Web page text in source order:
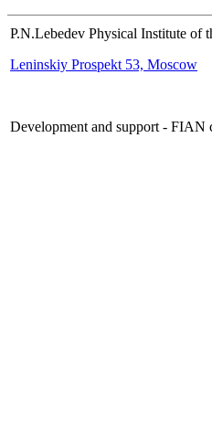
P.N.Lebedev Physical Institute of
Leninskiy Prospekt 53, Moscow
Development and support - FIAN